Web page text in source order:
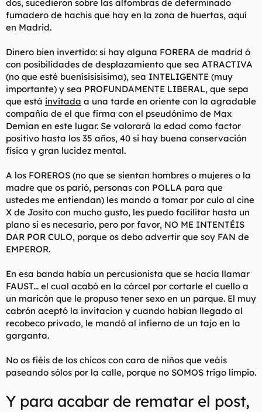
dos, sucedieron sobre las alfombras de determinado
fumadero de hachis que hay en la zona de huertas, aquí
en Madrid.
Dinero bien invertido: si hay alguna FORERA de madrid ó
con posibilidades de desplazamiento que sea ATRACTIVA
(no que esté buenísisisisima), sea INTELIGENTE (muy
importante) y sea PROFUNDAMENTE LIBERAL, que sepa
que está invitada a una tarde en oriente con la agradable
compañía de el que firma con el pseudónimo de Max
Demian en este lugar. Se valorará la edad como factor
positivo hasta los 35 años, 40 si hay buena conservación
física y gran lucidez mental.
A los FOREROS (no que se sientan hombres o mujeres o la
madre que os parió, personas con POLLA para que
ustedes me entiendan) les mando a tomar por culo al cine
X de Josito con mucho gusto, les puedo facilitar hasta un
plano si es necesario, pero por favor, NO ME INTENTÉIS
DAR POR CULO, porque os debo advertir que soy FAN de
EMPEROR.
En esa banda había un percusionista que se hacía llamar
FAUST... el cual acabó en la cárcel por cortarle el cuello a
un maricón que le propuso tener sexo en un parque. El muy
cabrón aceptó la invitacion y cuando habían llegado al
recobeco privado, le mandó al infierno de un tajo en la
garganta.
No os fiéis de los chicos con cara de niños que veáis
paseando sólos por la calle, porque no SOMOS trigo limpio.
Y para acabar de rematar el post,